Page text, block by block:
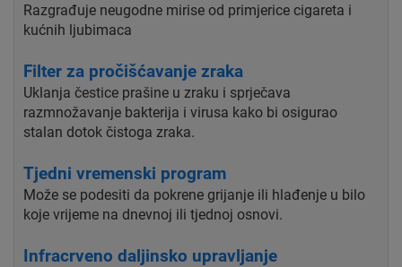
Razgrađuje neugodne mirise od primjerice cigareta i
kućnih ljubimaca
Filter za pročišćavanje zraka
Uklanja čestice prašine u zraku i sprječava
razmnožavanje bakterija i virusa kako bi osigurao
stalan dotok čistoga zraka.
Tjedni vremenski program
Može se podesiti da pokrene grijanje ili hlađenje u bilo
koje vrijeme na dnevnoj ili tjednoj osnovi.
Infracrveno daljinsko upravljanje